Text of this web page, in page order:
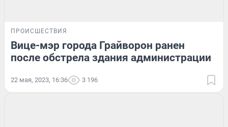
ПРОИСШЕСТВИЯ
Вице-мэр города Грайворон ранен
после обстрела здания администрации
22 мая, 2023, 16:36 3 196